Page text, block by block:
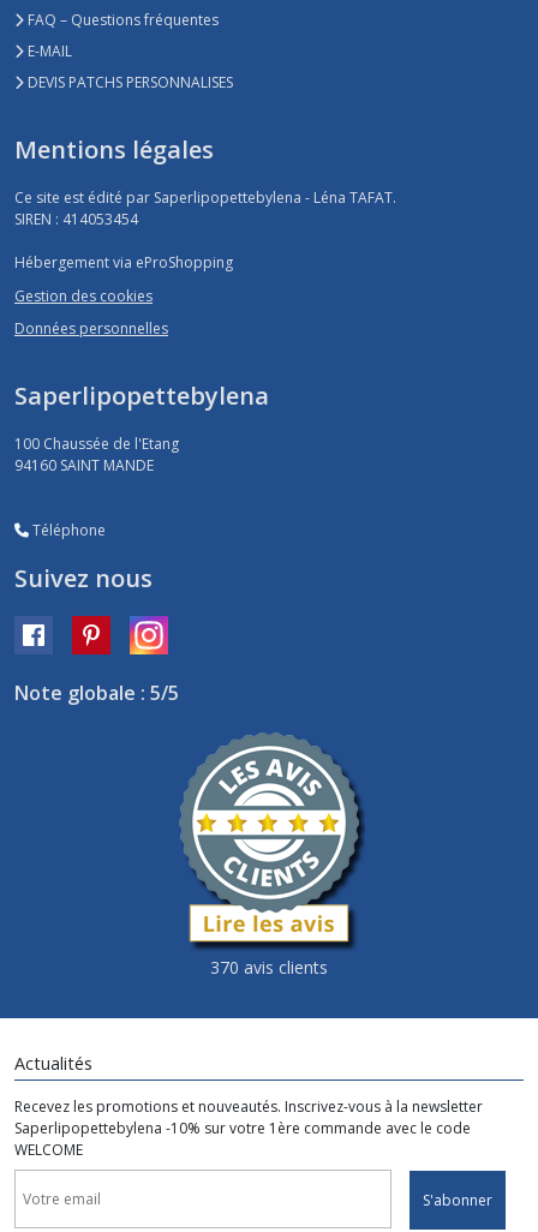
FAQ – Questions fréquentes
E-MAIL
DEVIS PATCHS PERSONNALISES
Mentions légales
Ce site est édité par Saperlipopettebylena - Léna TAFAT.
SIREN : 414053454
Hébergement via eProShopping
Gestion des cookies
Données personnelles
Saperlipopettebylena
100 Chaussée de l'Etang
94160 SAINT MANDE
Téléphone
Suivez nous
Note globale : 5/5
370 avis clients
Actualités
Recevez les promotions et nouveautés. Inscrivez-vous à la newsletter
Saperlipopettebylena -10% sur votre 1ère commande avec le code
WELCOME
S'abonner